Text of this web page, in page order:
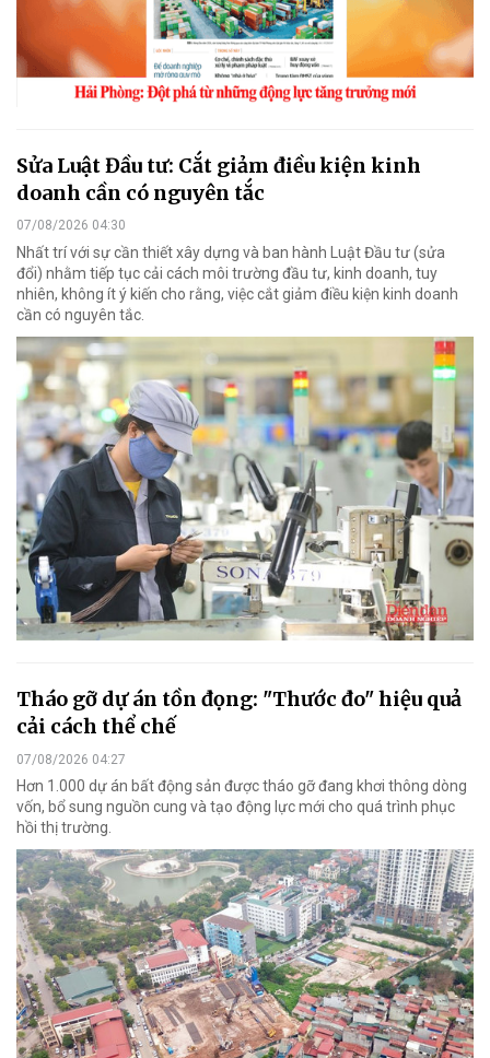
Sửa Luật Đầu tư: Cắt giảm điều kiện kinh
doanh cần có nguyên tắc
07/08/2026 04:30
Nhất trí với sự cần thiết xây dựng và ban hành Luật Đầu tư (sửa
đổi) nhằm tiếp tục cải cách môi trường đầu tư, kinh doanh, tuy
nhiên, không ít ý kiến cho rằng, việc cắt giảm điều kiện kinh doanh
cần có nguyên tắc.
Tháo gỡ dự án tồn đọng: "Thước đo" hiệu quả
cải cách thể chế
07/08/2026 04:27
Hơn 1.000 dự án bất động sản được tháo gỡ đang khơi thông dòng
vốn, bổ sung nguồn cung và tạo động lực mới cho quá trình phục
hồi thị trường.